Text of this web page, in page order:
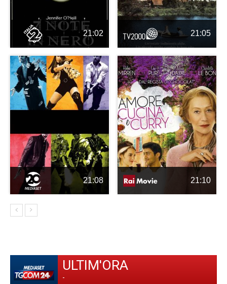
21:02 21:05
21:08 21:10
ULTIM'ORA
-